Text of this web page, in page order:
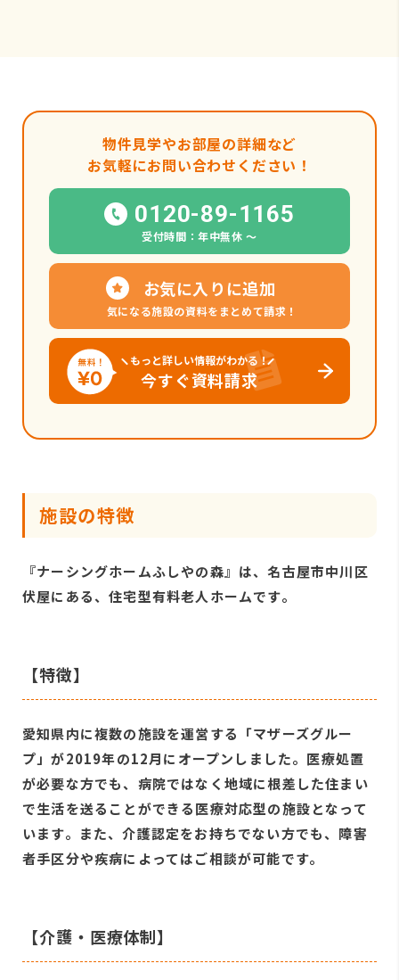
物件見学やお部屋の詳細など
お気軽にお問い合わせください！
0120-89-1165
受付時間：年中無休 〜
お気に入りに追加
気になる施設の資料をまとめて請求！
もっと詳しい情報がわかる！
今すぐ資料請求
施設の特徴
『ナーシングホームふしやの森』は、名古屋市中川区
伏屋にある、住宅型有料老人ホームです。
【特徴】
愛知県内に複数の施設を運営する「マザーズグルー
プ」が2019年の12月にオープンしました。医療処置
が必要な方でも、病院ではなく地域に根差した住まい
で生活を送ることができる医療対応型の施設となって
います。また、介護認定をお持ちでない方でも、障害
者手区分や疾病によってはご相談が可能です。
【介護・医療体制】